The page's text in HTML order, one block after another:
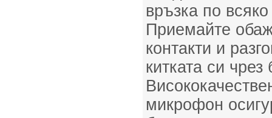
връзка по
Приемайте
контакти и
китката си
микрофон